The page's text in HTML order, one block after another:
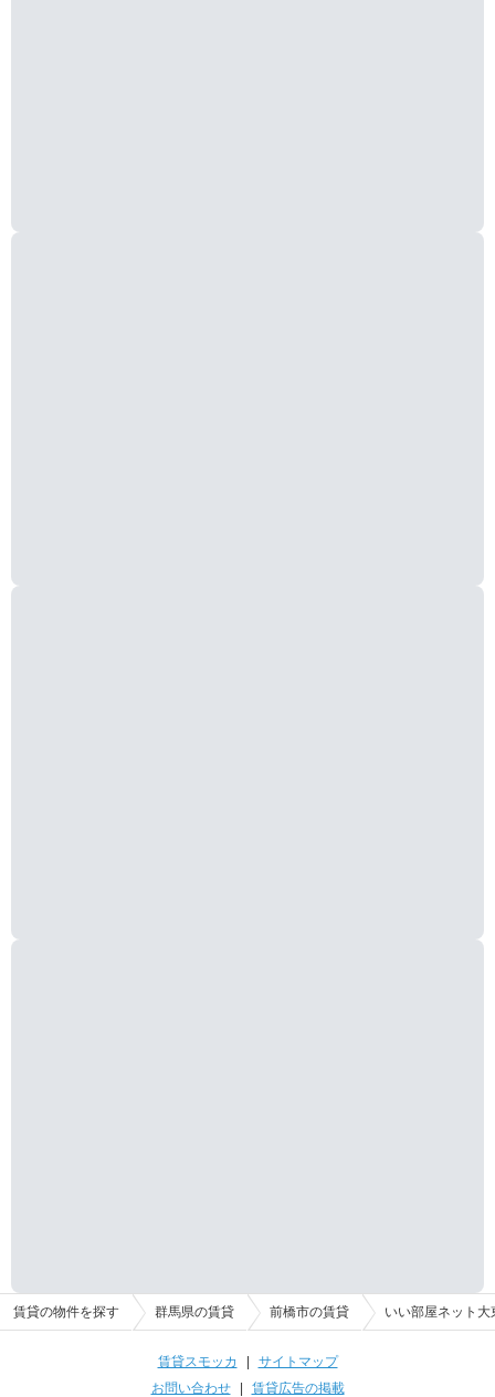
賃貸の物件を探す 群馬県の賃貸 前橋市の賃貸 いい部屋ネット
賃貸スモッカ
サイトマップ
お問い合わせ| 賃貸広告の掲載